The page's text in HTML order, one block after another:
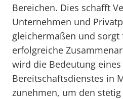
Bereichen. Dies schafft
Unternehmen und
gleichermaßen und
erfolgreiche
wird die Bedeutung
Bereitschaftsdienstes in
zunehmen, um den